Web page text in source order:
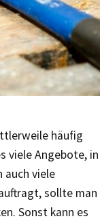
häufig
viele Angebote, in
auch viele
sollte man
Sonst kann es